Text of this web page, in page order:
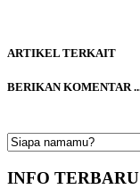
ARTIKEL TERKAIT
BERIKAN KOMENTAR
INFO TERBARU